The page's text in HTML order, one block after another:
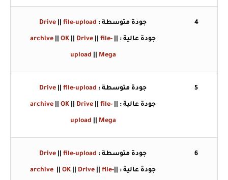
4 جودة متوسطة : Drive file-upload
جودة عالية : archive OK Drive file-
upload Mega
5 جودة متوسطة : Drive file-upload
جودة عالية : || archive OK|| Drive file-
upload Mega
6 جودة متوسطة : Drive file-upload
جودة عالية : || archive OK|| Drive file-